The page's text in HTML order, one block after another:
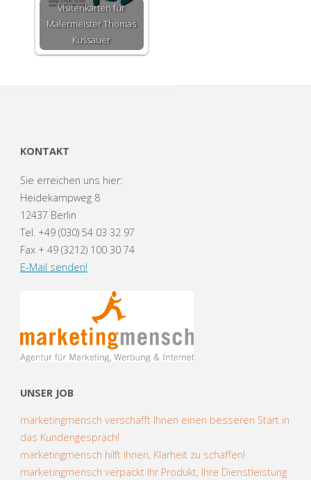
Visitenkarten für
Malermeister Thomas
Kussauer
KONTAKT
Sie erreichen uns hier:
Heidekampweg 8
12437 Berlin
Tel. +49 (030) 54 03 32 97
Fax + 49 (3212) 100 30 74
E-Mail senden!
UNSER JOB
marketingmensch verschafft Ihnen einen besseren Start in
das Kundengespräch!
marketingmensch hilft Ihnen, Klarheit zu schaffen!
marketingmensch verpackt Ihr Produkt, Ihre Dienstleistung